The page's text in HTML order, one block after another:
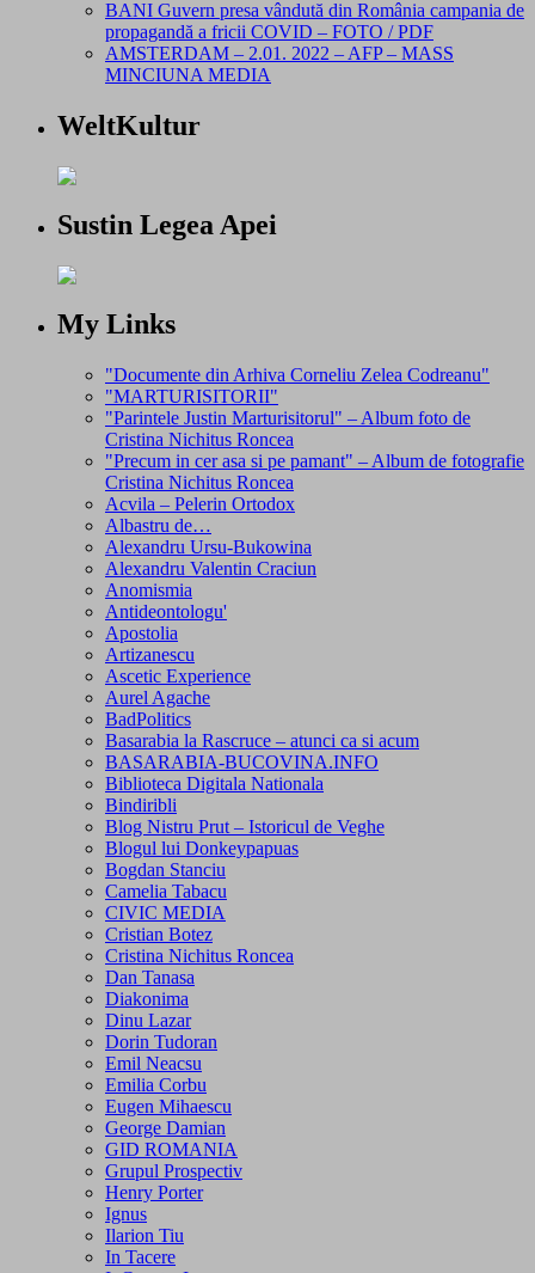
BANI Guvern presa vândută din România campania de
propagandă a fricii COVID – FOTO / PDF
AMSTERDAM – 2.01. 2022 – AFP – MASS
MINCIUNA MEDIA
WeltKultur
Sustin Legea Apei
My Links
"Documente din Arhiva Corneliu Zelea Codreanu"
"MARTURISITORII"
"Parintele Justin Marturisitorul" – Album foto de
Cristina Nichitus Roncea
"Precum in cer asa si pe pamant" – Album de fotografie
Cristina Nichitus Roncea
Acvila – Pelerin Ortodox
Albastru de…
Alexandru Ursu-Bukowina
Alexandru Valentin Craciun
Anomismia
Antideontologu'
Apostolia
Artizanescu
Ascetic Experience
Aurel Agache
BadPolitics
Basarabia la Rascruce – atunci ca si acum
BASARABIA-BUCOVINA.INFO
Biblioteca Digitala Nationala
Bindiribli
Blog Nistru Prut – Istoricul de Veghe
Blogul lui Donkeypapuas
Bogdan Stanciu
Camelia Tabacu
CIVIC MEDIA
Cristian Botez
Cristina Nichitus Roncea
Dan Tanasa
Diakonima
Dinu Lazar
Dorin Tudoran
Emil Neacsu
Emilia Corbu
Eugen Mihaescu
George Damian
GID ROMANIA
Grupul Prospectiv
Henry Porter
Ignus
Ilarion Tiu
In Tacere